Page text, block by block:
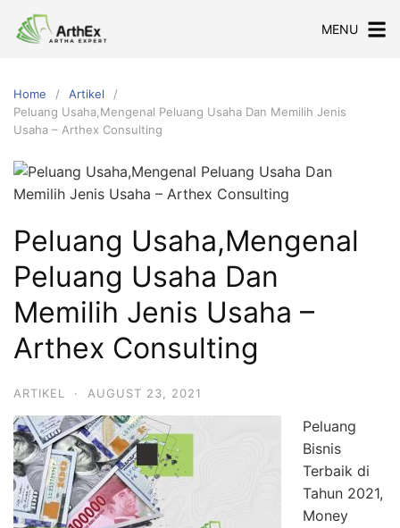
MENU
Home
Artikel
Peluang Usaha,Mengenal Peluang Usaha Dan Memilih Jenis
Usaha – Arthex Consulting
Peluang Usaha,Mengenal
Peluang Usaha Dan
Memilih Jenis Usaha –
Arthex Consulting
ARTIKEL · AUGUST 23, 2021
Peluang
Bisnis
Terbaik di
Tahun 2021,
Money